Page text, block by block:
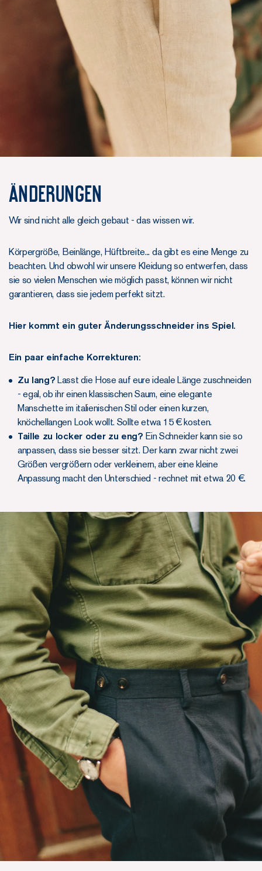
Änderungen
Wir sind nicht alle gleich gebaut - das wissen wir.
Körpergröße, Beinlänge, Hüftbreite... da gibt es eine Menge zu
beachten. Und obwohl wir unsere Kleidung so entwerfen, dass
sie so vielen Menschen wie möglich passt, können wir nicht
garantieren, dass sie jedem perfekt sitzt.
Hier kommt ein guter Änderungsschneider ins Spiel.
Ein paar einfache Korrekturen:
Zu lang? Lasst die Hose auf eure ideale Länge zuschneiden
- egal, ob ihr einen klassischen Saum, eine elegante
Manschette im italienischen Stil oder einen kurzen,
knöchellangen Look wollt. Sollte etwa 15 € kosten.
Taille zu locker oder zu eng? Ein Schneider kann sie so
anpassen, dass sie besser sitzt. Der kann zwar nicht zwei
Größen vergrößern oder verkleinern, aber eine kleine
Anpassung macht den Unterschied - rechnet mit etwa 20 €.